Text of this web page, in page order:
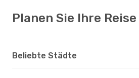
Planen Sie Ihre Reise
Beliebte Städte